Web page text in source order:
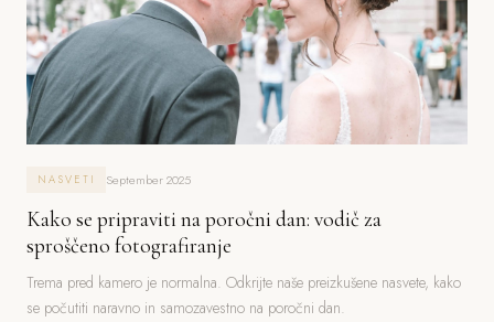
NASVETI September 2025
Kako se pripraviti na poročni dan: vodič za
sproščeno fotografiranje
Trema pred kamero je normalna. Odkrijte naše preizkušene nasvete, kako
se počutiti naravno in samozavestno na poročni dan.